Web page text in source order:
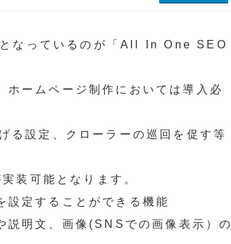
なっているのが「All In One SEO
ームページ制作においては導入必
る設定、クローラーの巡回を促す等
装可能となります。
設定することができる機能
説明文、画像(SNSでの画像表示）の